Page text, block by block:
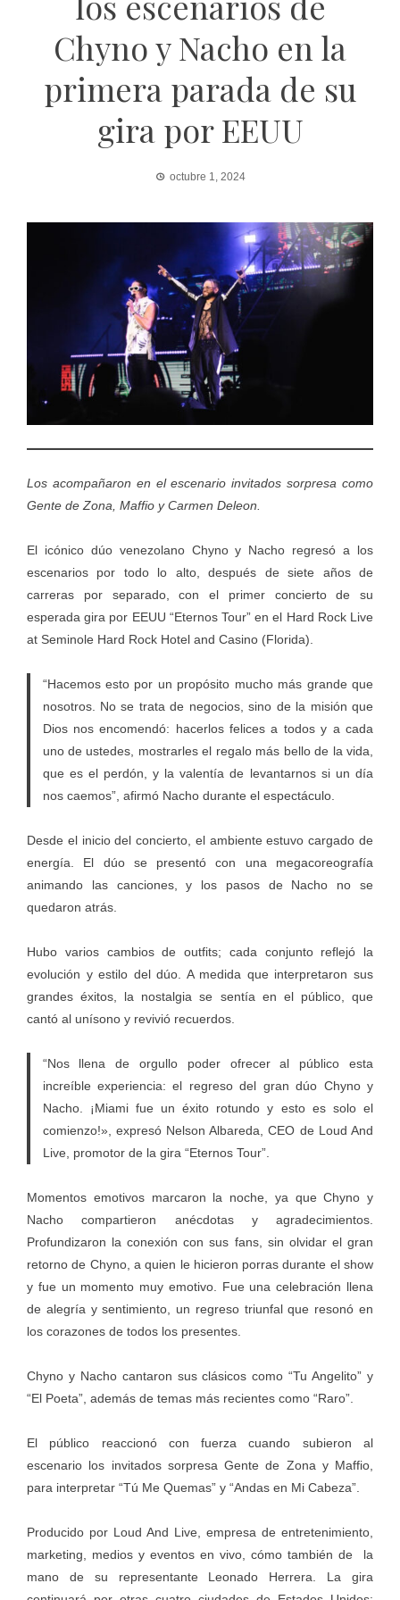
Chyno y Nacho en la
primera parada de su
gira por EEUU
octubre 1, 2024
Los acompañaron en el escenario invitados sorpresa como
Gente de Zona, Maffio y Carmen Deleon.
El icónico dúo venezolano Chyno y Nacho regresó a los
escenarios por todo lo alto, después de siete años de
carreras por separado, con el primer concierto de su
esperada gira por EEUU “Eternos Tour” en el Hard Rock Live
at Seminole Hard Rock Hotel and Casino (Florida).
“Hacemos esto por un propósito mucho más grande que
nosotros. No se trata de negocios, sino de la misión que
Dios nos encomendó: hacerlos felices a todos y a cada
uno de ustedes, mostrarles el regalo más bello de la vida,
que es el perdón, y la valentía de levantarnos si un día
nos caemos”, afirmó Nacho durante el espectáculo.
Desde el inicio del concierto, el ambiente estuvo cargado de
energía. El dúo se presentó con una megacoreografía
animando las canciones, y los pasos de Nacho no se
quedaron atrás.
Hubo varios cambios de outfits; cada conjunto reflejó la
evolución y estilo del dúo. A medida que interpretaron sus
grandes éxitos, la nostalgia se sentía en el público, que
cantó al unísono y revivió recuerdos.
“Nos llena de orgullo poder ofrecer al público esta
increíble experiencia: el regreso del gran dúo Chyno y
Nacho. ¡Miami fue un éxito rotundo y esto es solo el
comienzo!», expresó Nelson Albareda, CEO de Loud And
Live, promotor de la gira “Eternos Tour”.
Momentos emotivos marcaron la noche, ya que Chyno y
Nacho compartieron anécdotas y agradecimientos.
Profundizaron la conexión con sus fans, sin olvidar el gran
retorno de Chyno, a quien le hicieron porras durante el show
y fue un momento muy emotivo. Fue una celebración llena
de alegría y sentimiento, un regreso triunfal que resonó en
los corazones de todos los presentes.
Chyno y Nacho cantaron sus clásicos como “Tu Angelito” y
“El Poeta”, además de temas más recientes como “Raro”.
El público reaccionó con fuerza cuando subieron al
escenario los invitados sorpresa Gente de Zona y Maffio,
para interpretar “Tú Me Quemas” y “Andas en Mi Cabeza”.
Producido por Loud And Live, empresa de entretenimiento,
marketing, medios y eventos en vivo, cómo también de la
mano de su representante Leonado Herrera. La gira